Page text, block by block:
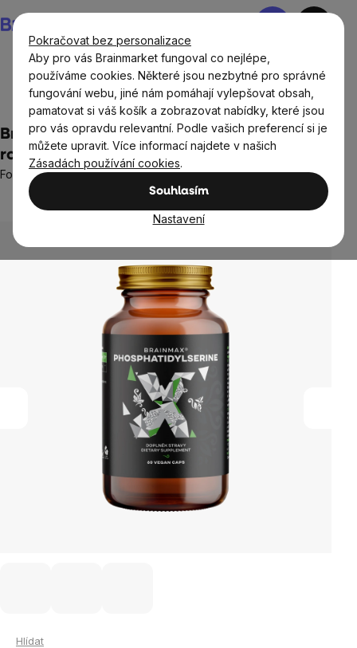
Pokračovat bez personalizace
Aby pro vás Brainmarket fungoval co nejlépe,
používáme cookies. Některé jsou nezbytné pro správné
fungování webu, jiné nám pomáhají vylepšovat obsah,
pamatovat si váš košík a zobrazovat nabídky, které jsou
pro vás opravdu relevantní. Podle vašich preferencí si je
můžete upravit. Více informací najdete v našich
Zásadách používání cookies.
Souhlasím
Nastavení
na
obsah
Nákupní
BrainMax®
BrainMax Phosphatidylserine, 100 mg, 60
rostlinných kapslí
Fosfatidylserin z NON-GMO slunečnice, doplněk stravy
Průměrné
produktu
Hlídat